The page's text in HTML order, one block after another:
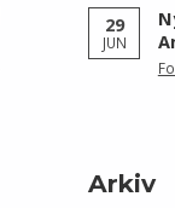
29
JUN
Arkiv